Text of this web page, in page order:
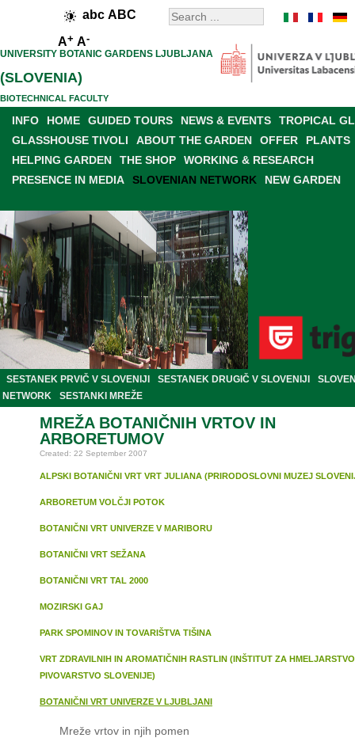
abc ABC
A+ A-
UNIVERSITY BOTANIC GARDENS LJUBLJANA
(SLOVENIA)
BIOTECHNICAL FACULTY
INFO HOME GUIDED TOURS NEWS & EVENTS
TROPICAL
GLASSHOUSE TIVOLI
ABOUT THE GARDEN OFFER
PLANTS
HELPING GARDEN
THE SHOP
WORKING & RESEARCH
PRESENCE IN MEDIA
SLOVENIAN NETWORK NEW GARDEN
SESTANEK PRVIČ V SLOVENIJI SESTANEK DRUGIČ V SLOVENIJI
NETWORK
SESTANKI MREŽE
MREŽA BOTANIČNIH VRTOV IN
ARBORETUMOV
Created: 22 September 2007
ALPSKI BOTANIČNI VRT VRT JULIANA (PRIRODOSLOVNI MUZEJ
ARBORETUM VOLČJI POTOK
BOTANIČNI VRT UNIVERZE V MARIBORU
BOTANIČNI VRT SEŽANA
BOTANIČNI VRT TAL 2000
MOZIRSKI GAJ
PARK SPOMINOV IN TOVARIŠTVA TIŠINA
VRT ZDRAVILNIH IN AROMATIČNIH RASTLIN (INŠTITUT ZA
PIVOVARSTVO SLOVENIJE)
BOTANIČNI VRT UNIVERZE V LJUBLJANI
Mreže vrtov in njih pomen